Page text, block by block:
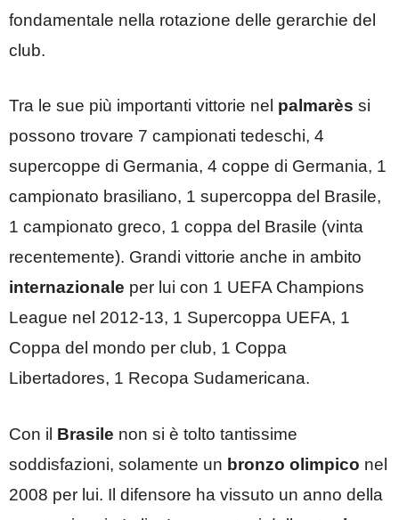
fondamentale nella rotazione delle gerarchie del
club.
Tra le sue più importanti vittorie nel palmarès si
possono trovare 7 campionati tedeschi, 4
supercoppe di Germania, 4 coppe di Germania, 1
campionato brasiliano, 1 supercoppa del Brasile,
1 campionato greco, 1 coppa del Brasile (vinta
recentemente). Grandi vittorie anche in ambito
internazionale per lui con 1 UEFA Champions
League nel 2012-13, 1 Supercoppa UEFA, 1
Coppa del mondo per club, 1 Coppa
Libertadores, 1 Recopa Sudamericana.
Con il Brasile non si è tolto tantissime
soddisfazioni, solamente un bronzo olimpico nel
2008 per lui. Il difensore ha vissuto un anno della